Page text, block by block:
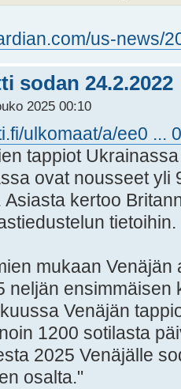
us-news/
sodan 24.2.2022
2025 00:10
ulkomaat/a/ee0 ...
tappiot
ovat nousseet yli
Asiasta kertoo
tietoihin.
mukaan
neljän
Venäjän
1200 sotilasta
2025 Venäjälle
osalta."